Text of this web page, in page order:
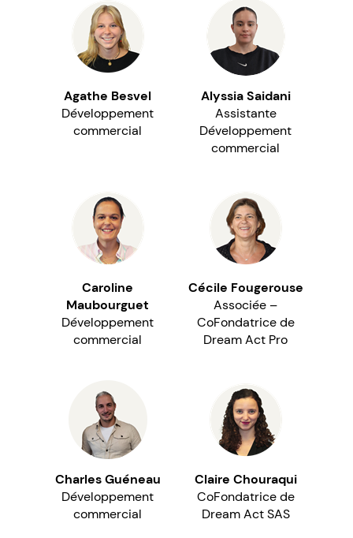
Agathe Besvel
Développement
commercial
Alyssia Saidani
Assistante
Développement
commercial
Caroline
Maubourguet
Développement
commercial
Cécile Fougerouse
Associée –
CoFondatrice de
Dream Act Pro
Charles Guéneau
Développement
commercial
Claire Chouraqui
CoFondatrice de
Dream Act SAS